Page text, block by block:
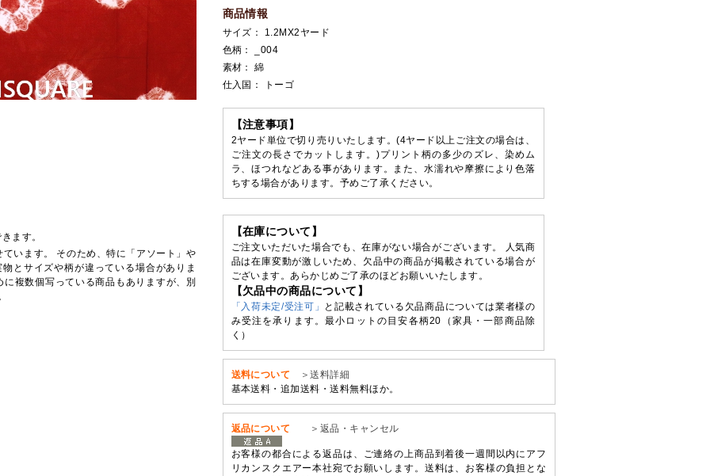
ます。
います。 そのため、特に「アソート」や
とサイズや柄が違っている場合がありま
複数個写っている商品もありますが、別
商品情報
サイズ： 1.2MX2ヤード
色柄： _004
素材： 綿
仕入国： トーゴ
【注意事項】
2ヤード単位で切り売りいたします。(4ヤード以上ご注文の場合は、
ご注文の長さでカットします。)プリント柄の多少のズレ、染めム
ラ、ほつれなどある事があります。また、水濡れや摩擦により色落
ちする場合があります。予めご了承ください。
【在庫について】
ご注文いただいた場合でも、在庫がない場合がございます。 人気商
品は在庫変動が激しいため、欠品中の商品が掲載されている場合が
ございます。あらかじめご了承のほどお願いいたします。
【欠品中の商品について】
「入荷未定/受注可」
と記載されている欠品商品については業者様の
み受注を承ります。最小ロットの目安各柄20（家具・一部商品除
く）
送料について
＞送料詳細
基本送料・追加送料・送料無料ほか。
返品について ＞返品・キャンセル
お客様の都合による返品は、ご連絡の上商品到着後一週間以内にアフ
リカンスクエアー本社宛でお願いします。送料は、お客様の負担とな